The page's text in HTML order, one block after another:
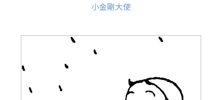
小金剛大使